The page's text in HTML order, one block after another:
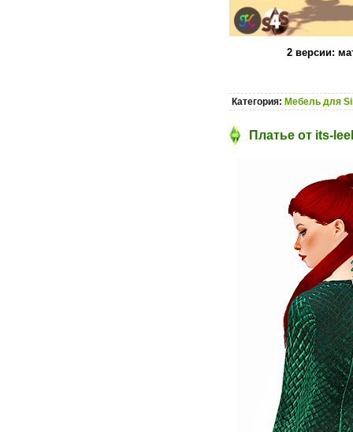
2 версии:
Категория: Мебель для
Платье от its-